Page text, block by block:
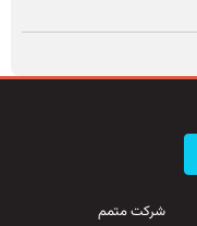
شرکت متمم